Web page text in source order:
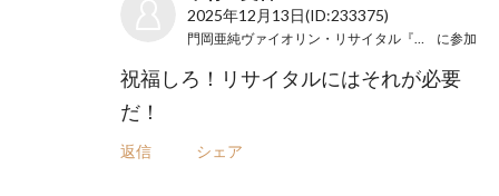
2025年12月13日(ID:233375)
に参加
祝福しろ！リサイタルにはそれが必要
だ！
返信 シェア